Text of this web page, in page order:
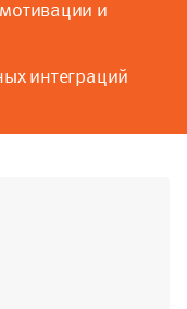
и
интеграций